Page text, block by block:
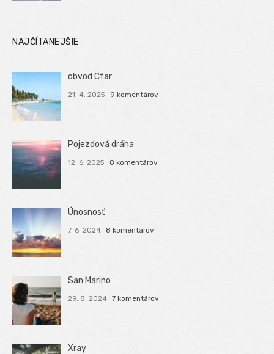
NAJČÍTANEJŠIE
obvod Cfar
21. 4. 2025 9 komentárov
Pojezdová dráha
12. 6. 2025 8 komentárov
Únosnosť
7. 6. 2024 8 komentárov
San Marino
29. 8. 2024 7 komentárov
Xray